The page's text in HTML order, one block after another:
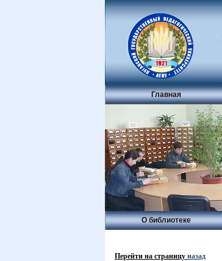
Главная
О библиотеке
Перейти на страницу назад